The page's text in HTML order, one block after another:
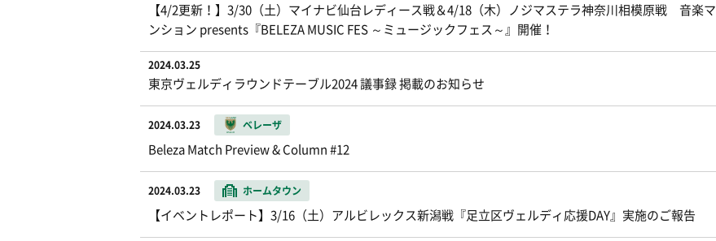
【4/2更新！】3/30（土）マイナビ仙台レディース戦＆4/18（木）ノジマステラ神奈川相模原戦 音楽マ
ンション presents『BELEZA MUSIC FES ～ミュージックフェス～』開催！
2024.03.25
東京ヴェルディラウンドテーブル2024 議事録 掲載のお知らせ
2024.03.23 ベレーザ
Beleza Match Preview & Column #12
2024.03.23 ホームタウン
【イベントレポート】3/16（土）アルビレックス新潟戦『足立区ヴェルディ応援DAY』実施のご報告